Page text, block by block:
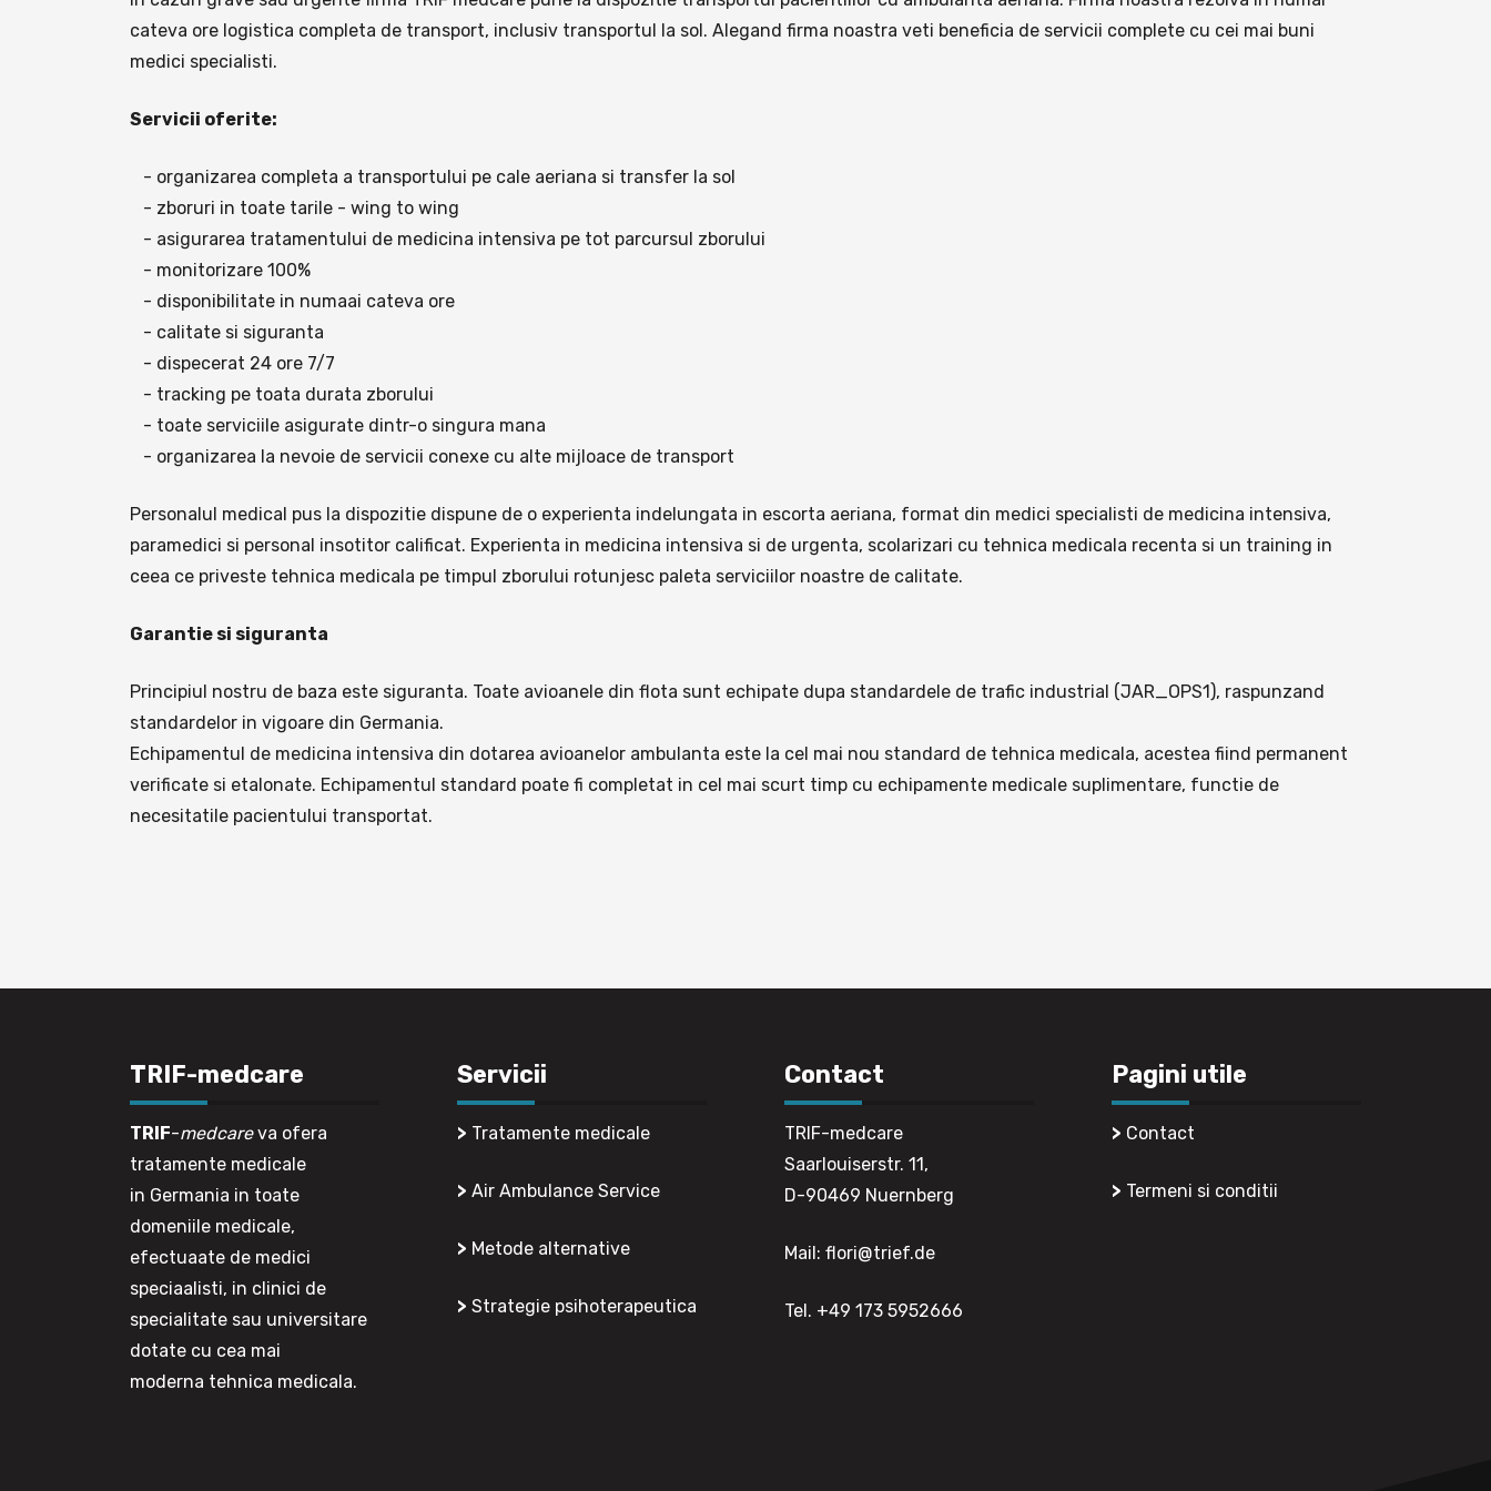
cateva ore logistica completa de transport, inclusiv transportul la sol. Alegand firma noastra veti beneficia de servicii complete cu cei mai buni
medici specialisti.
Servicii oferite:
- organizarea completa a transportului pe cale aeriana si transfer la sol
- zboruri in toate tarile - wing to wing
- asigurarea tratamentului de medicina intensiva pe tot parcursul zborului
- monitorizare 100%
- disponibilitate in numaai cateva ore
- calitate si siguranta
- dispecerat 24 ore 7/7
- tracking pe toata durata zborului
- toate serviciile asigurate dintr-o singura mana
- organizarea la nevoie de servicii conexe cu alte mijloace de transport
Personalul medical pus la dispozitie dispune de o experienta indelungata in escorta aeriana, format din medici specialisti de medicina intensiva,
paramedici si personal insotitor calificat. Experienta in medicina intensiva si de urgenta, scolarizari cu tehnica medicala recenta si un training in
ceea ce priveste tehnica medicala pe timpul zborului rotunjesc paleta serviciilor noastre de calitate.
Garantie si siguranta
Principiul nostru de baza este siguranta. Toate avioanele din flota sunt echipate dupa standardele de trafic industrial (JAR_OPS1), raspunzand
standardelor in vigoare din Germania.
Echipamentul de medicina intensiva din dotarea avioanelor ambulanta este la cel mai nou standard de tehnica medicala, acestea fiind permanent
verificate si etalonate. Echipamentul standard poate fi completat in cel mai scurt timp cu echipamente medicale suplimentare, functie de
necesitatile pacientului transportat.
TRIF-medcare
TRIF-medcareva ofera
tratamente medicale
in Germania in toate
domeniile medicale,
efectuaate de medici
speciaalisti, in clinici de
specialitate sau universitare
dotate cu cea mai
moderna tehnica medicala.
Servicii
> Tratamente medicale
> Air Ambulance Service
> Metode alternative
> Strategie psihoterapeutica
Contact
TRIF-medcare
Saarlouiserstr. 11,
D-90469 Nuernberg
Mail: flori@trief.de
Tel. +49 173 5952666
Pagini utile
> Contact
> Termeni si conditii